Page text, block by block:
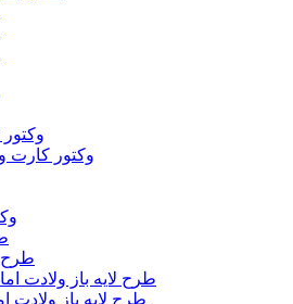
وکتور
وکتور کارت
طرح
طرح لایه باز ولادت
طرح لایه باز ولادت